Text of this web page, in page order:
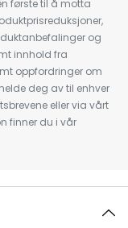
første til å motta
og
innhold fra
oppfordringer om
deg av til enhver
eller via vårt
finner du i vår